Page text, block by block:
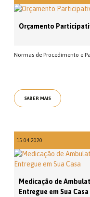
Orçamento
Normas de Procedimento e
SABER MAIS
15.04.2020
Medicação de
Entregue em Sua Casa